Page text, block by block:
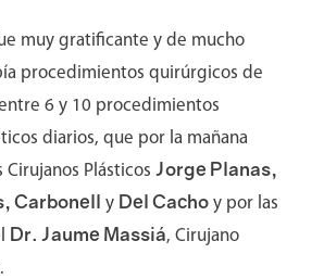
muy gratificante y de mucho
procedimientos quirúrgicos de
6 y 10 procedimientos
diarios, que por la mañana
Cirujanos Plásticos Jorge Planas,
Carbonell y Del Cachoy por las
Dr. Jaume Massiá, Cirujano